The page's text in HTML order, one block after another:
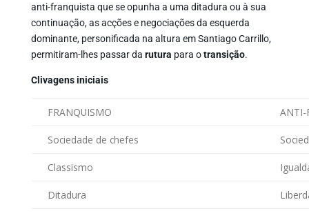
anti-franquista que se opunha a uma ditadura ou à sua
continuação, as acções e negociações da esquerda
dominante, personificada na altura em Santiago Carrillo,
permitiram-lhes passar da rutura para otransição.
Clivagens iniciais
FRANQUISMO ANTI-
Sociedade de chefes
Classismo
Ditadura